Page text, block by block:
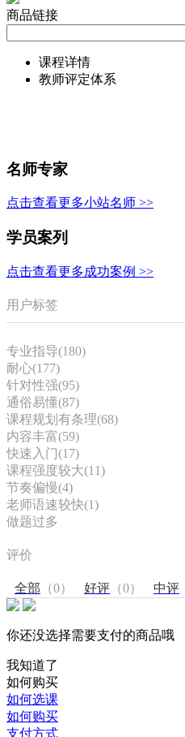
商品链接
课程详情
教师评定体系
名师专家
点击查看更多小站名师 >>
学员案列
点击查看更多成功案例 >>
用户标签
专业指导(180)
耐心(177)
针对性强(95)
通俗易懂(87)
课程规划有条理(68)
内容丰富(59)
快速入门(17)
课程强度较大(11)
节奏偏慢(4)
老师语速较快(1)
做题过多
评价
全部 （0） 好评 （0） 中评
你还没选择需要支付的商品哦
我知道了
如何购买
如何选课
如何购买
支付方式